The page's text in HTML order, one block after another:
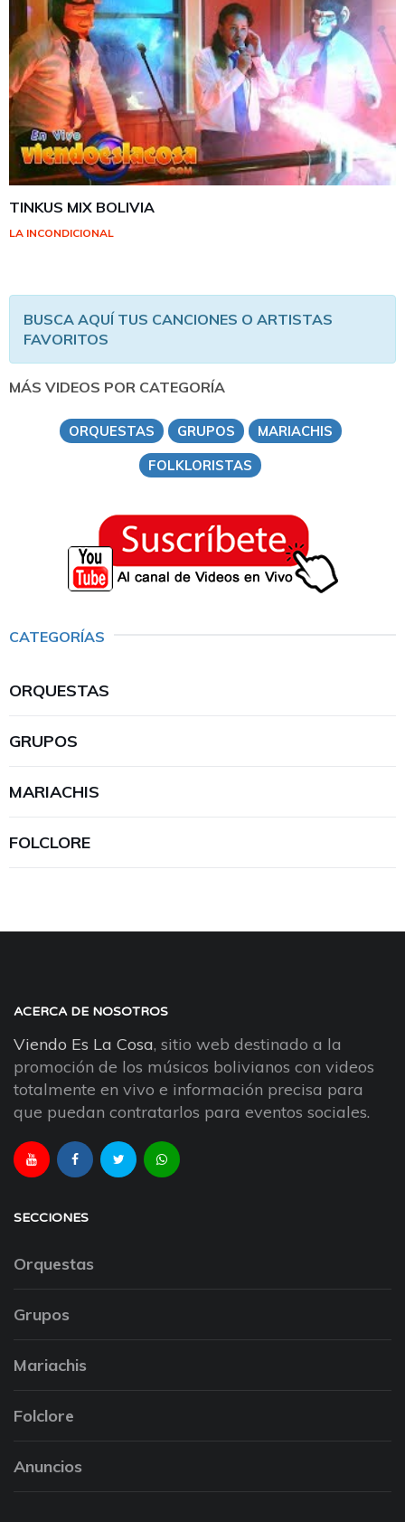
TINKUS MIX BOLIVIA
LA INCONDICIONAL
BUSCA AQUÍ TUS CANCIONES O ARTISTAS
FAVORITOS
MÁS VIDEOS POR CATEGORÍA
ORQUESTAS GRUPOS
MARIACHIS
FOLKLORISTAS
CATEGORÍAS
ORQUESTAS
GRUPOS
MARIACHIS
FOLCLORE
ACERCA DE NOSOTROS
Viendo Es La Cosa, sitio web destinado a la
promoción de los músicos bolivianos con videos
totalmente en vivo e información precisa para
que puedan contratarlos para eventos sociales.
SECCIONES
Orquestas
Grupos
Mariachis
Folclore
Anuncios